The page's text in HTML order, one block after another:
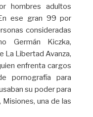
hombres adultos
ese gran 99 por
consideradas
Germán Kiczka,
La Libertad Avanza,
enfrenta cargos
pornografía para
su poder para
una de las